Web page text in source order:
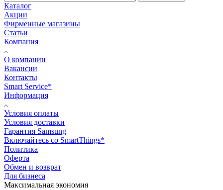
Каталог
Акции
Фирменные магазины
Статьи
Компания
О компании
Вакансии
Контакты
Smart Service*
Информация
Условия оплаты
Условия доставки
Гарантия Samsung
Включайтесь со SmartThings*
Политика
Оферта
Обмен и возврат
Для бизнеса
Максимальная экономия